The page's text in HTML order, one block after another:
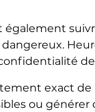
exact de
ou générer